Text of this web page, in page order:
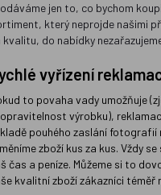
jen to, co bychom
který neprojde našimi
kvalitu, do nabídky
vyřízení
to povaha vady umožňuje
výrobku),
pouhého zaslání fotografií
zboží kus za kus. Vždy
čas a peníze. Můžeme si to
kvalitní zboží zákazníci téměř